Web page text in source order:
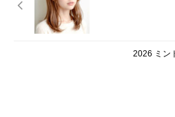
2026 ミン